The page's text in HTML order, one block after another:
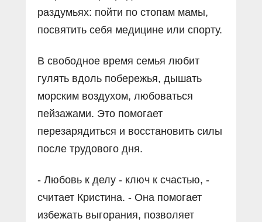
раздумьях: пойти по стопам мамы,
посвятить себя медицине или спорту.
В свободное время семья любит
гулять вдоль побережья, дышать
морским воздухом, любоваться
пейзажами. Это помогает
перезарядиться и восстановить силы
после трудового дня.
- Любовь к делу - ключ к счастью, -
считает Кристина. - Она помогает
избежать выгорания, позволяет